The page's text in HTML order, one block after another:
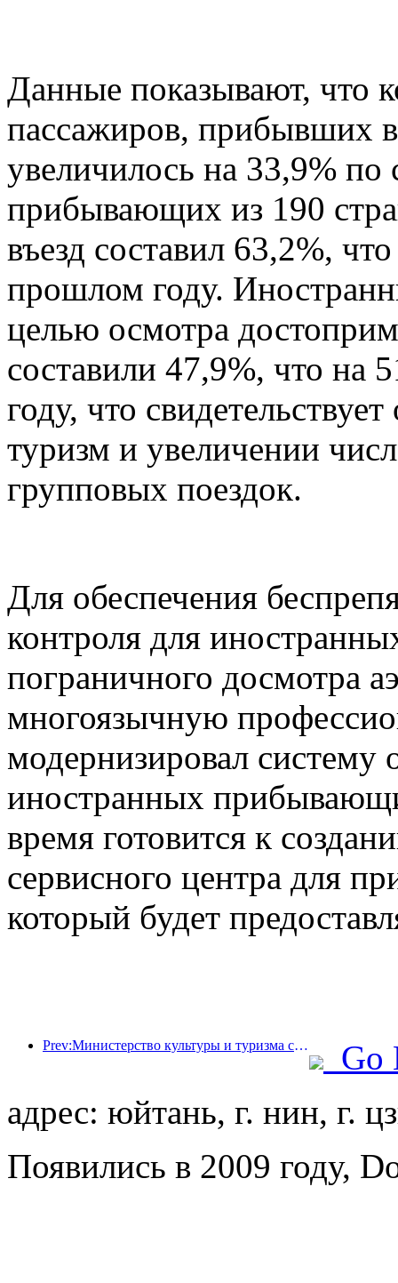
Данные показывают, что
пассажиров, прибывших в
увеличилось на 33,9%
прибывающих из 190
въезд составил 63,2%,
прошлом году.
целью осмотра
составили 47,9%, что
году, что
туризм и увеличении
групповых поездок.
Для обеспечения
контроля для
пограничного досмотра
многоязычную
модернизировал систему
иностранных
время готовится к
сервисного центра для
который будет
Prev:Министерство культуры и туризма сообщило, что в 2025 году 16 994 достопримечательности категории А посетили 7,51 миллиарда человек, что принесло доход от туризма в размере 554,49 миллиарда юаней.
Go
адрес: юйтань, г. нин, г.
Появились в 2009 году,